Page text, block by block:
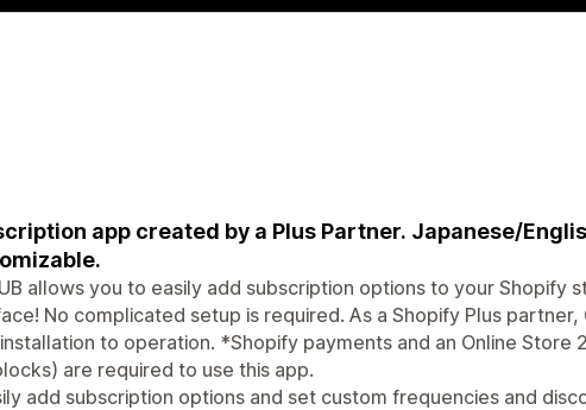
app created by a Plus Partner. Japanese/
allows you to easily add subscription options to your Shopify
No complicated setup is required. As a Shopify Plus partner,
to operation. *Shopify payments and an Online Store
are required to use this app.
add subscription options and set custom frequencies and